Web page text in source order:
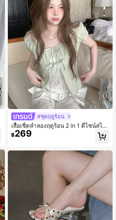
#ชุดฤดูร้อน
เสื้อเชิ้ตลำลองฤดูร้อน 2 in 1 ดีไซน์สไต
ล์เกาหลี แต่งลูกไม้ต่อผ้า
฿269